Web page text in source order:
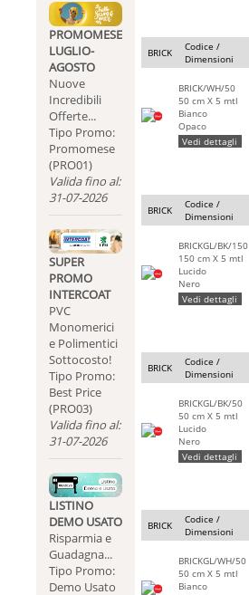
PROMOMESE
LUGLIO-
AGOSTO
Nuove
Incredibili
Offerte...
Tipo Promo:
Promomese
(PRO01)
Valida fino al:
31-07-2026
SUPER
PROMO
INTERCOAT
PVC
Monomerici
e Polimentici
Sottocosto!
Tipo Promo:
Best Price
(PRO03)
Valida fino al:
31-07-2026
LISTINO
DEMO USATO
Risparmia e
Guadagna...
Tipo Promo:
Demo Usato
BRICK
Codice /
Dimensioni
BRICK/WH/50
50 cm X 5 mtl
Bianco
Opaco
Vedi dettagli
BRICK
Codice /
Dimensioni
BRICKGL/BK/150
150 cm X 5 mtl
Lucido
Nero
Vedi dettagli
BRICK
Codice /
Dimensioni
BRICKGL/BK/50
50 cm X 5 mtl
Lucido
Nero
Vedi dettagli
BRICK
Codice /
Dimensioni
BRICKGL/WH/50
50 cm X 5 mtl
Bianco